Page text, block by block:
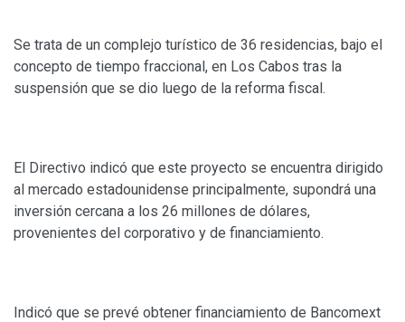
Se trata de un complejo turístico de 36 residencias, bajo el
concepto de tiempo fraccional, en Los Cabos tras la
suspensión que se dio luego de la reforma fiscal.
El Directivo indicó que este proyecto se encuentra dirigido
al mercado estadounidense principalmente, supondrá una
inversión cercana a los 26 millones de dólares,
provenientes del corporativo y de financiamiento.
Indicó que se prevé obtener financiamiento de Bancomext